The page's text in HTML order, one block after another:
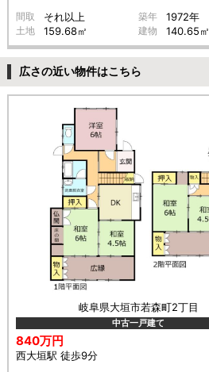
間取 それ以上 築年 1972年
土地 159.68㎡ 建物 140.65㎡
広さの近い物件はこちら
岐阜県大垣市若森町2丁目
中古一戸建て
840万円
西大垣駅 徒歩9分